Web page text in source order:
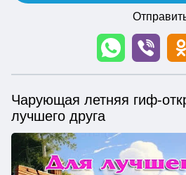
Чарующая летняя гиф-
лучшего друга